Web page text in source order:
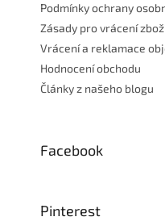
Podmínky ochrany
Zásady pro vrácení
Vrácení a reklamace
Hodnocení obchodu
Články z našeho blogu
Facebook
Pinterest